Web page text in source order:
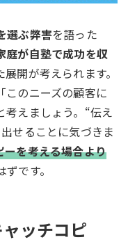
選ぶ弊害を語った
庭が自塾で成功を収
開が考えられます。
このニーズの顧客に
考えましょう。“伝え
せることに気づきま
を考える場合より
ずです。
ッチコピ